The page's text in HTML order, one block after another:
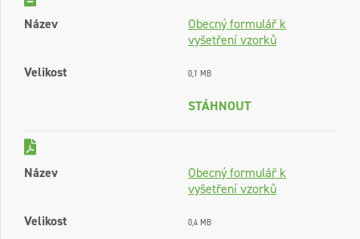
Název
Obecný formulář k
vyšetření vzorků
Velikost
0,1 MB
STÁHNOUT
Název
Obecný formulář k
vyšetření vzorků
Velikost
0,4 MB